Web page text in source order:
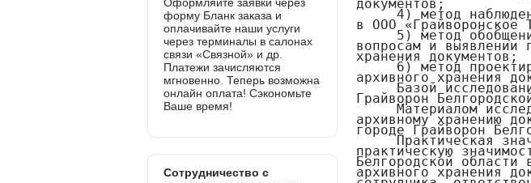
форму Бланк заказа и
оплачивайте наши услуги
через терминалы в салонах
связи «Связной» и др.
Платежи зачисляются
мгновенно. Теперь возможна
онлайн оплата! Сэкономьте
Ваше время!
Сотрудничество с